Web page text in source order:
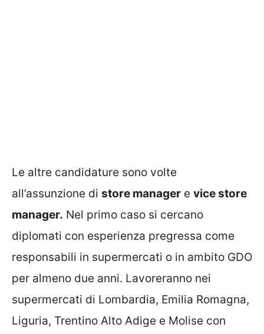
Le altre candidature sono volte
all’assunzione di store manager e vice store
manager. Nel primo caso si cercano
diplomati con esperienza pregressa come
responsabili in supermercati o in ambito GDO
per almeno due anni. Lavoreranno nei
supermercati di Lombardia, Emilia Romagna,
Liguria, Trentino Alto Adige e Molise con